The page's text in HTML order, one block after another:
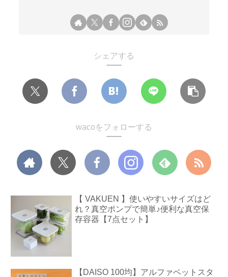
シェアする
wacoをフォローする
【 VAKUEN 】使いやすいサイズはど
れ？真空ポンプで簡単♪便利な真空保
存容器【7点セット】
【DAISO 100均】アルファベットスタ